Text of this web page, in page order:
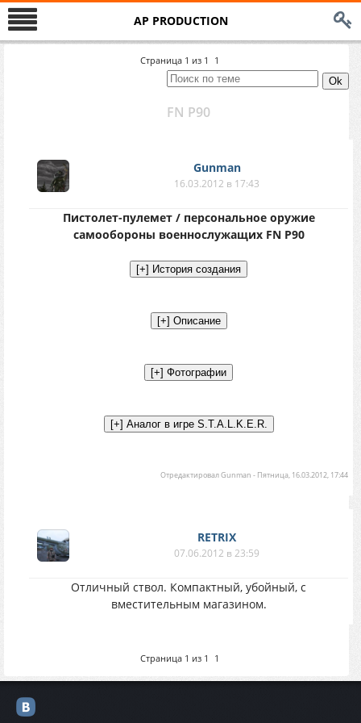
AP PRODUCTION
Страница 1 из 1 1
FN P90
Gunman
16.03.2012 в 17:43
Пистолет-пулемет / персональное оружие
самообороны военнослужащих FN P90
ОтредактировалGunman - Пятница, 16.03.2012, 17:44
RETRIX
07.06.2012 в 23:59
Отличный ствол. Компактный, убойный, с
вместительным магазином.
Страница 1 из 1 1